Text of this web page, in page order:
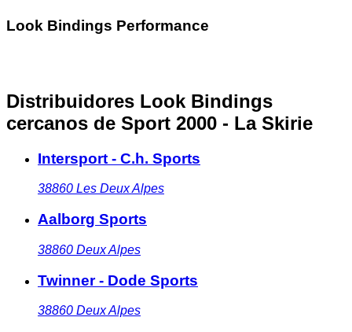
Look Bindings Performance
Distribuidores Look Bindings
cercanos de Sport 2000 - La Skirie
Intersport - C.h. Sports
38860 Les Deux Alpes
Aalborg Sports
38860 Deux Alpes
Twinner - Dode Sports
38860 Deux Alpes